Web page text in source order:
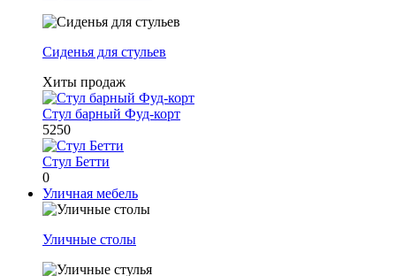
Сиденья для стульев
Хиты продаж
Стул барный Фуд-корт
5250
Стул Бетти
0
Уличная мебель
Уличные столы